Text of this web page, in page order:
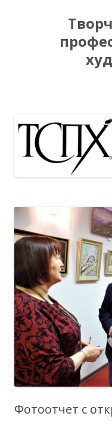
Фотоотчет с